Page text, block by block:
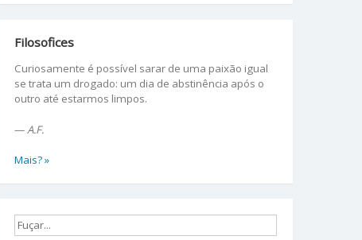
Filosofices
Curiosamente é possível sarar de uma paixão igual
se trata um drogado: um dia de abstinência após o
outro até estarmos limpos.
— A.F.
Mais? »